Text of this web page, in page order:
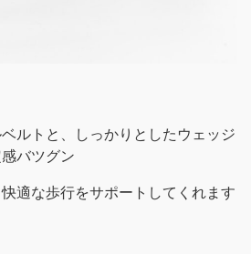
ルトと、しっかりとしたウェッジ
バツグン
適な歩行をサポートしてくれます